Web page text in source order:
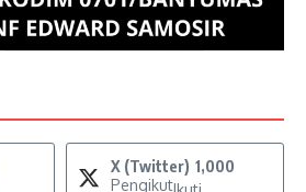
X (Twitter) 1,000
Pengikut